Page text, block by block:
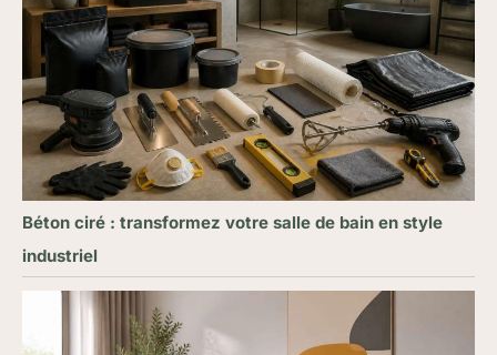
Béton ciré : transformez votre salle de bain en style
industriel